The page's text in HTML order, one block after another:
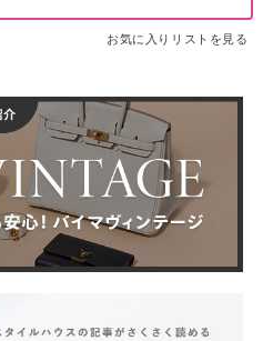
お気に入りリストを見る